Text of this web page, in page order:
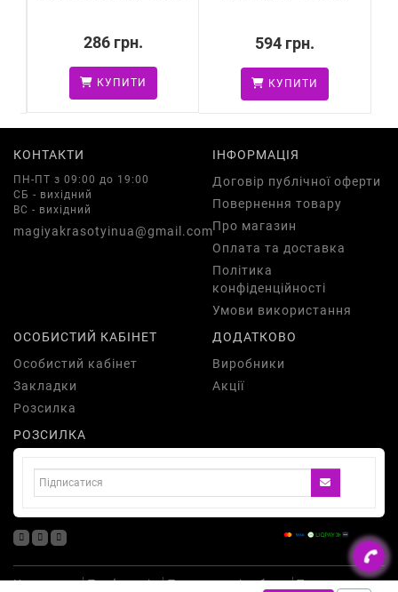
286 грн.
КУПИТИ
594 грн.
КУПИТИ
КОНТАКТИ
ПН-ПТ з 09:00 до 19:00
СБ - вихідний
ВС - вихідний
magiyakrasotyinua@gmail.com
ІНФОРМАЦІЯ
Договір публічної оферти
Повернення товару
Про магазин
Оплата та доставка
Політика
конфіденційності
Умови використання
ОСОБИСТИЙ КАБІНЕТ
Особистий кабінет
Закладки
Розсилка
ДОДАТКОВО
Виробники
Акції
РОЗСИЛКА
Косметика Парфумерія Подарункові набори Товари для